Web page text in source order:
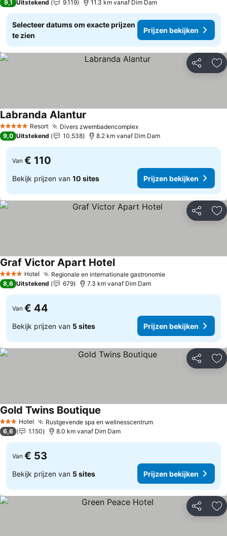
9,1 Uitstekend 9.119 11.3 km vanaf Dim Dam
Selecteer datums om exacte prijzen
te zien
Prijzen bekijken
Delen
5 Sterren Resort Divers zwembadencomplexPrijzen bekijken
Labranda Alantur
9,0 Uitstekend 10.538 8.2 km vanaf Dim Dam
Van € 110
Bekijk prijzen van 10 sites Prijzen bekijken
Delen
4 SterrenHotel Regionale en internationale gastronomiePrijzen bekijken
Graf Victor Apart HotelPrijzen bekijken
8,6 Uitstekend 679 7.3 km vanaf Dim Dam
Van € 44
Bekijk prijzen van 5 sites Prijzen bekijken
Delen
3 SterrenHotel Rustgevende spa en wellnesscentrumPrijzen bekijken
Gold Twins Boutique
6,6 1.150 8.0 km vanaf Dim Dam
Van € 53
Bekijk prijzen van 5 sites Prijzen bekijken
Delen